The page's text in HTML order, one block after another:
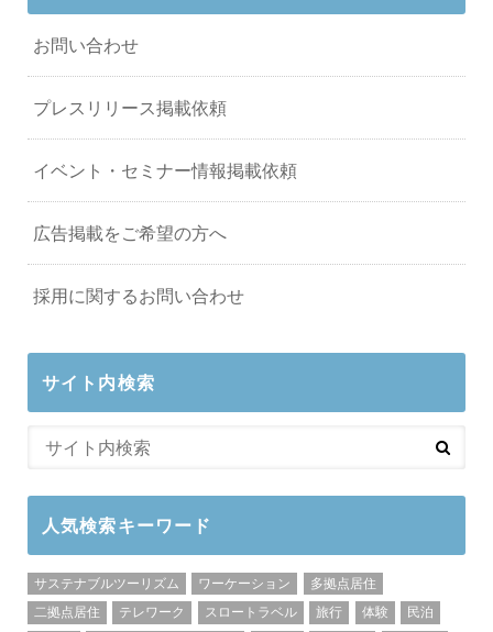
お問い合わせ
プレスリリース掲載依頼
イベント・セミナー情報掲載依頼
広告掲載をご希望の方へ
採用に関するお問い合わせ
サイト内検索
人気検索キーワード
サステナブルツーリズム ワーケーション
多拠点居住
二拠点居住
テレワーク スロートラベル 旅行 体験
民泊